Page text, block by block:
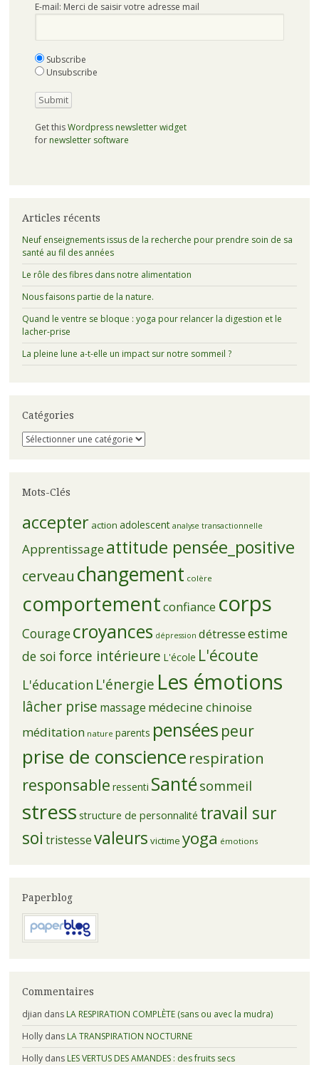
E-mail: Merci de saisir votre adresse mail
Subscribe
Unsubscribe
Get thisWordpress newsletter widget
for newsletter software
Articles récents
Neuf enseignements issus de la recherche pour prendre soin de sa
santé au fil des années
Le rôle des fibres dans notre alimentation
Nous faisons partie de la nature.
Quand le ventre se bloque : yoga pour relancer la digestion et le
lacher-prise
La pleine lune a-t-elle un impact sur notre sommeil ?
Catégories
Catégories
Mots-Clés
accepter action adolescent analyse transactionnelle
Apprentissage attitude pensée_positive
cerveau changement colère
comportementconfiance corps
Couragecroyances dépression détresseestime
de soi force intérieure L'école L'écoute
L'éducation L'énergie Les émotions
lâcher prise massage médecine chinoise
méditation nature parents pensées peur
prise de conscience respiration
responsable ressenti Santésommeil
stress structure de personnalité travail sur
soi tristessevaleurs victime yoga émotions
Paperblog
Commentaires
djian dans LA RESPIRATION COMPLÈTE (sans ou avec la mudra)
Hollydans LA TRANSPIRATION NOCTURNE
Hollydans LES VERTUS DES AMANDES : des fruits secs